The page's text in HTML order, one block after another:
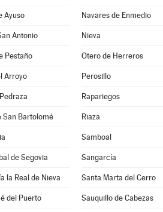
Ayuso Navares de Enmedio
Antonio Nieva
Pestaño Otero de Herreros
Arroyo Perosillo
Rapariegos
San Bartolomé Riaza
Samboal
de Segovia Sangarcía
la Real de Nieva Santa Marta del Cerro
del Puerto Sauquillo de Cabezas